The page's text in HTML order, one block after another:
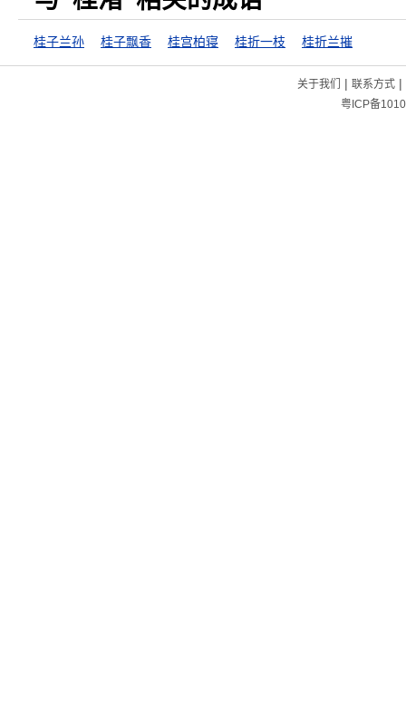
桂子兰孙 桂子飘香 桂宫柏寝 桂折一枝 桂折兰摧
关于我们 | 联系方式|
粤ICP备